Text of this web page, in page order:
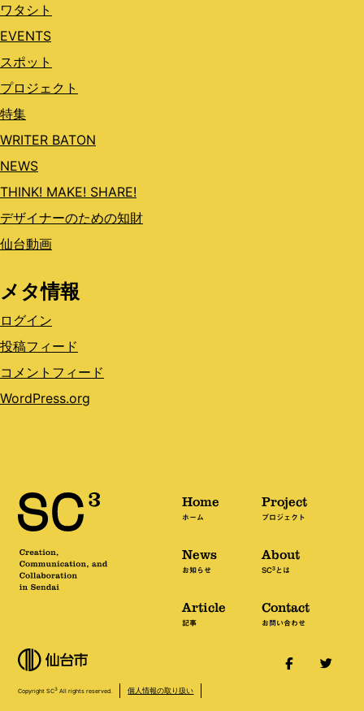
ワタシト
EVENTS
スポット
プロジェクト
特集
WRITER BATON
NEWS
THINK! MAKE! SHARE!
デザイナーのための知財
仙台動画
メタ情報
ログイン
投稿フィード
コメントフィード
WordPress.org
Home
ホーム
News
お知らせ
Article
記事
Project
プロジェクト
About
SC3とは
Contact
お問い合わせ
Copyright SC3 All rights reserved. 個人情報の取り扱い